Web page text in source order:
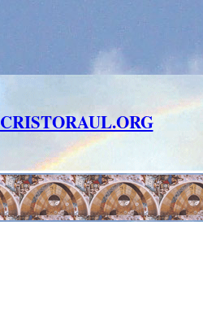
CRISTORAUL.ORG